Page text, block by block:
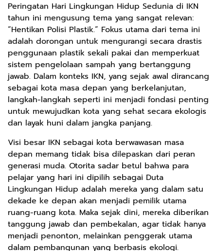
Peringatan Hari Lingkungan Hidup Sedunia di IKN
tahun ini mengusung tema yang sangat relevan:
“Hentikan Polisi Plastik.” Fokus utama dari tema ini
adalah dorongan untuk mengurangi secara drastis
penggunaan plastik sekali pakai dan memperkuat
sistem pengelolaan sampah yang bertanggung
jawab. Dalam konteks IKN, yang sejak awal dirancang
sebagai kota masa depan yang berkelanjutan,
langkah-langkah seperti ini menjadi fondasi penting
untuk mewujudkan kota yang sehat secara ekologis
dan layak huni dalam jangka panjang.
Visi besar IKN sebagai kota berwawasan masa
depan memang tidak bisa dilepaskan dari peran
generasi muda. Otorita sadar betul bahwa para
pelajar yang hari ini dipilih sebagai Duta
Lingkungan Hidup adalah mereka yang dalam satu
dekade ke depan akan menjadi pemilik utama
ruang-ruang kota. Maka sejak dini, mereka diberikan
tanggung jawab dan pembekalan, agar tidak hanya
menjadi penonton, melainkan penggerak utama
dalam pembangunan yang berbasis ekologi.